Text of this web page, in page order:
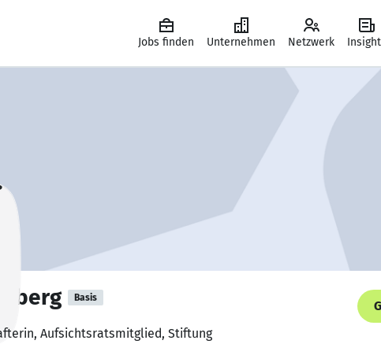
Jobs finden Unternehmen Netzwerk
Basis
Aufsichtsratsmitglied, Stiftung